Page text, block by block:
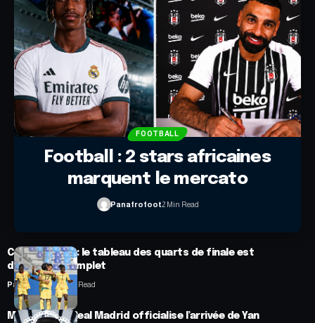
FOOTBALL
Football : 2 stars africaines
marquent le mercato
Panafrofoot2 Min Read
CAN féminine : le tableau des quarts de finale est
désormais complet
Panafrofoot2 Min Read
Mercato : Le Real Madrid officialise l’arrivée de Yan